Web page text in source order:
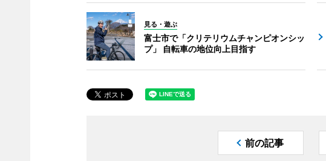
見る・遊ぶ
富士市で「クリテリウムチャンピオンシッ
プ」 自転車の地位向上目指す
前の記事